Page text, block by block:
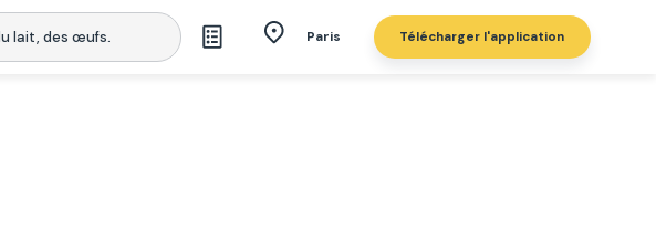
Paris Télécharger l'application